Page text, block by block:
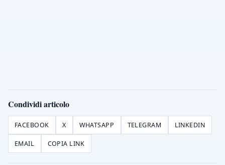
Condividi articolo
FACEBOOK X WHATSAPP TELEGRAM LINKEDIN
EMAIL COPIA LINK